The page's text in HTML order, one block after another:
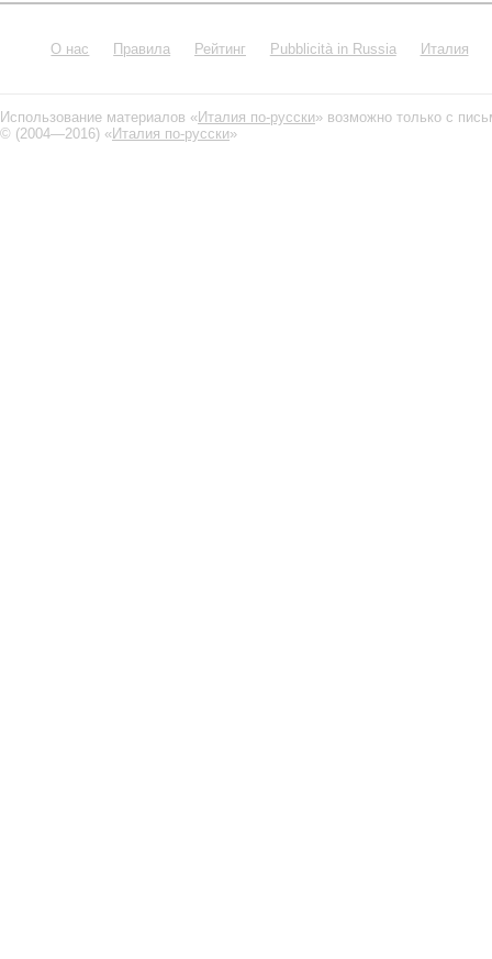
О нас Правила Рейтинг Pubblicità in Russia Италия
Использование материалов «Италия по-русски» возможно только с
© (2004—2016) «Италия по-русски»